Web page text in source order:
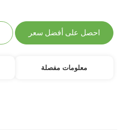
احصل على أفضل سعر
معلومات مفصلة